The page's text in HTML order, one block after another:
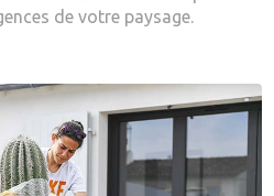
de votre paysage.